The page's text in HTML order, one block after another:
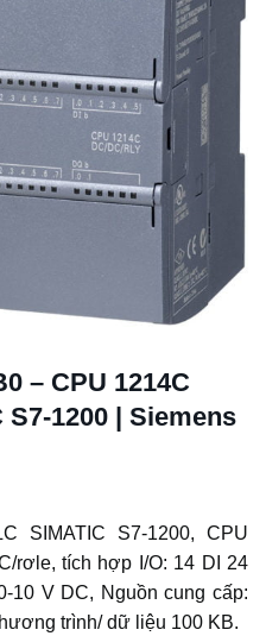
– CPU 1214C
S7-1200 | Siemens
SIMATIC S7-1200, CPU
rơle, tích hợp I/O: 14 DI 24
10 V DC, Nguồn cung cấp:
trình/ dữ liệu 100 KB.